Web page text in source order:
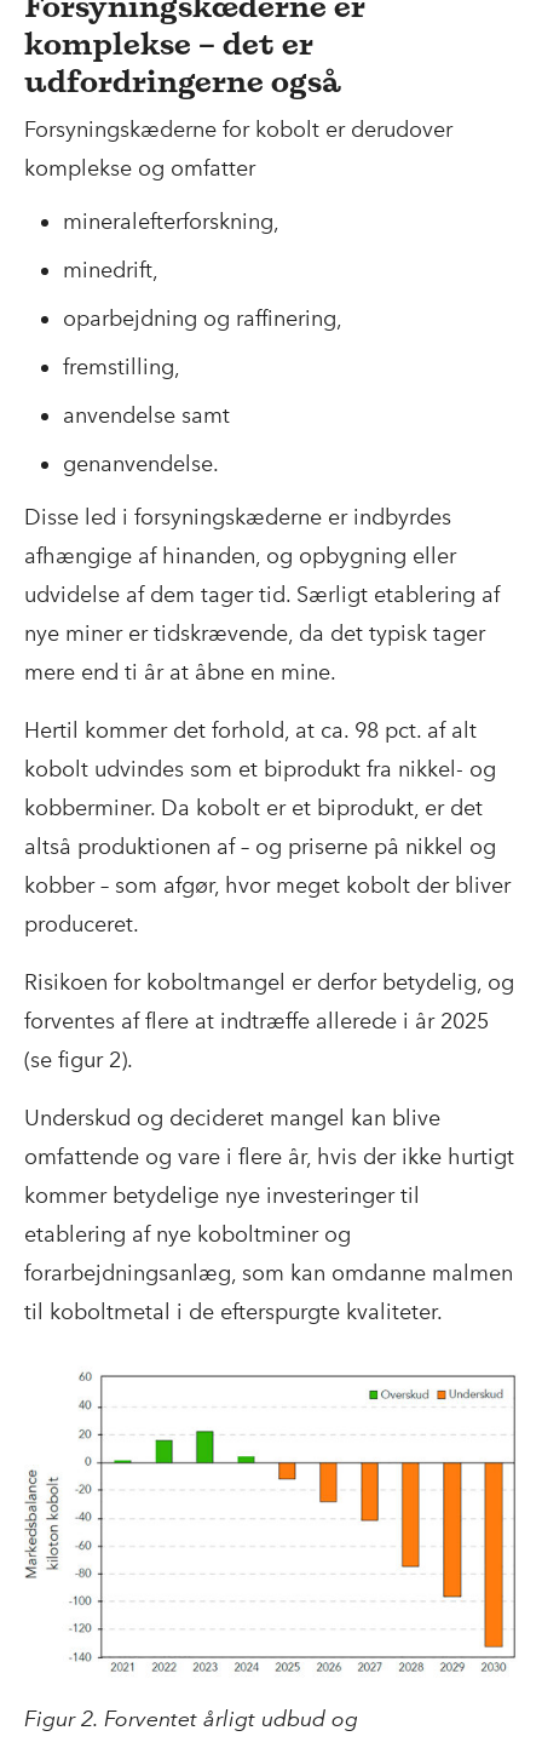
komplekse – det er
udfordringerne også
Forsyningskæderne for kobolt er derudover
komplekse og omfatter
mineralefterforskning,
minedrift,
oparbejdning og raffinering,
fremstilling,
anvendelse samt
genanvendelse.
Disse led i forsyningskæderne er indbyrdes
afhængige af hinanden, og opbygning eller
udvidelse af dem tager tid. Særligt etablering af
nye miner er tidskrævende, da det typisk tager
mere end ti år at åbne en mine.
Hertil kommer det forhold, at ca. 98 pct. af alt
kobolt udvindes som et biprodukt fra nikkel- og
kobberminer. Da kobolt er et biprodukt, er det
altså produktionen af – og priserne på nikkel og
kobber – som afgør, hvor meget kobolt der bliver
produceret.
Risikoen for koboltmangel er derfor betydelig, og
forventes af flere at indtræffe allerede i år 2025
(se figur 2).
Underskud og decideret mangel kan blive
omfattende og vare i flere år, hvis der ikke hurtigt
kommer betydelige nye investeringer til
etablering af nye koboltminer og
forarbejdningsanlæg, som kan omdanne malmen
til koboltmetal i de efterspurgte kvaliteter.
Figur 2. Forventet årligt udbud og